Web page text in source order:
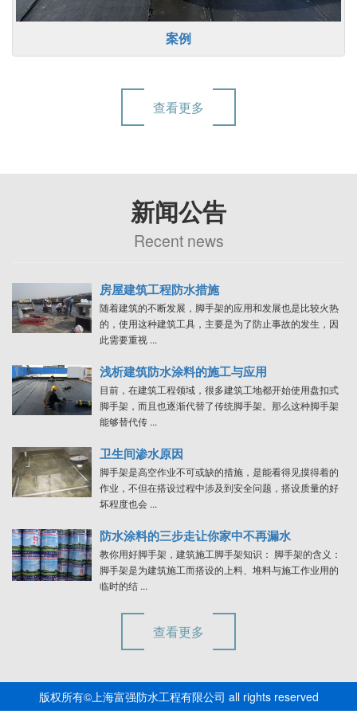
案例
查看更多
新闻公告
Recent news
房屋建筑工程防水措施
随着建筑的不断发展，脚手架的应用和发展也是比较火热
的，使用这种建筑工具，主要是为了防止事故的发生，因
此需要重视 ...
浅析建筑防水涂料的施工与应用
目前，在建筑工程领域，很多建筑工地都开始使用盘扣式
脚手架，而且也逐渐代替了传统脚手架。那么这种脚手架
能够替代传 ...
卫生间渗水原因
脚手架是高空作业不可或缺的措施，是能看得见摸得着的
作业，不但在搭设过程中涉及到安全问题，搭设质量的好
坏程度也会 ...
防水涂料的三步走让你家中不再漏水
教你用好脚手架，建筑施工脚手架知识： 脚手架的含义：
脚手架是为建筑施工而搭设的上料、堆料与施工作业用的
临时的结 ...
查看更多
版权所有©上海富强防水工程有限公司 all rights reserved